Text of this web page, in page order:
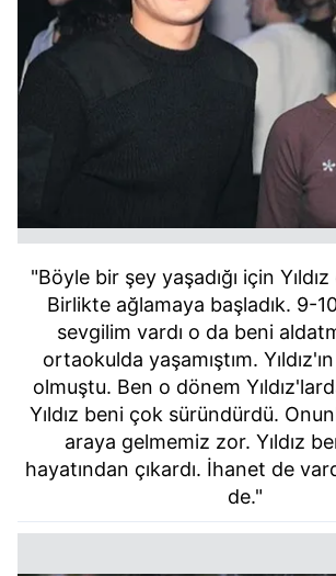
"Böyle bir şey yaşadığı için
Birlikte ağlamaya başladık. 9-
sevgilim vardı o da beni
ortaokulda yaşamıştım.
olmuştu. Ben o dönem
Yıldız beni çok süründürdü.
araya gelmemiz zor. Yıldız
hayatından çıkardı. İhanet de
de."